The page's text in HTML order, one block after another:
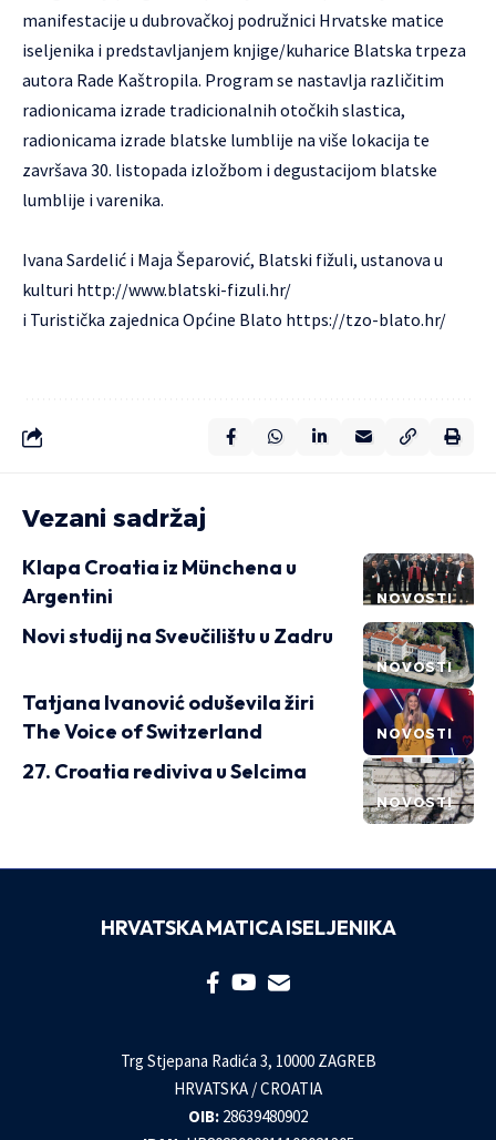
manifestacije u dubrovačkoj podružnici Hrvatske matice
iseljenika i predstavljanjem knjige/kuharice Blatska trpeza
autora Rade Kaštropila. Program se nastavlja različitim
radionicama izrade tradicionalnih otočkih slastica,
radionicama izrade blatske lumblije na više lokacija te
završava 30. listopada izložbom i degustacijom blatske
lumblije i varenika.
Ivana Sardelić i Maja Šeparović, Blatski fižuli, ustanova u
kulturi http://www.blatski-fizuli.hr/
i Turistička zajednica Općine Blato https://tzo-blato.hr/
Vezani sadržaj
NOVOSTI
Klapa Croatia iz Münchena u
Argentini
NOVOSTI
Novi studij na Sveučilištu u Zadru
NOVOSTI
Tatjana Ivanović oduševila žiri
The Voice of Switzerland
NOVOSTI
27. Croatia rediviva u Selcima
HRVATSKA MATICA ISELJENIKA
Trg Stjepana Radića 3, 10000 ZAGREB
HRVATSKA / CROATIA
OIB: 28639480902